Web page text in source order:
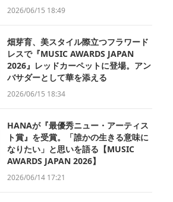
2026/06/15 18:49
畑芽育、美スタイル際立つフラワード
レスで『MUSIC AWARDS JAPAN
2026』レッドカーペットに登場。アン
バサダーとして華を添える
2026/06/15 18:34
HANAが『最優秀ニュー・アーティス
ト賞』を受賞。「誰かの生きる意味に
なりたい」と思いを語る【MUSIC
AWARDS JAPAN 2026】
2026/06/14 17:21